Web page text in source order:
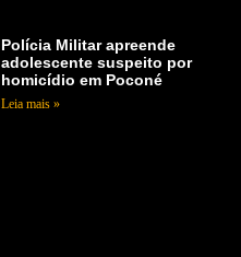
Polícia Militar apreende
adolescente suspeito por
homicídio em Poconé
Leia mais »